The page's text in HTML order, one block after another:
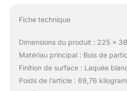
Fiche technique
Dimensions du produit : 225 x
Matériau principal : Bois de
Finition de surface : Laquée
Poids de l’article : 69,76